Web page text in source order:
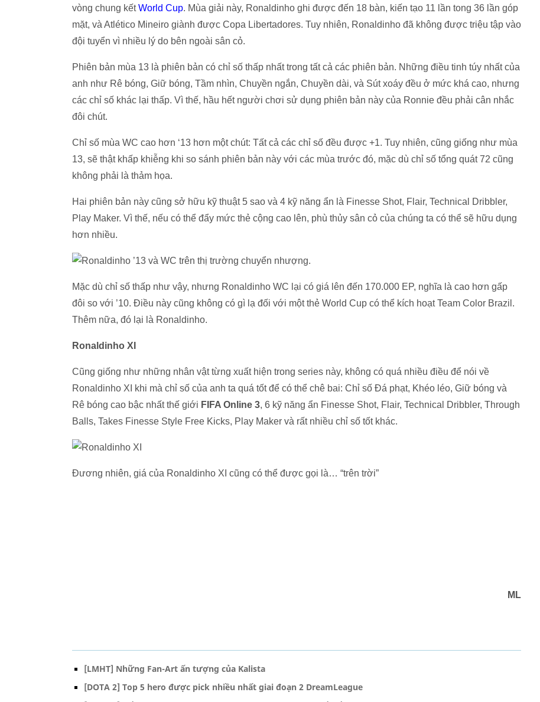
vòng chung kếtWorld Cup. Mùa giải này, Ronaldinho ghi được đến 18 bàn, kiến tạo 11 lần tong 36 lần góp
mặt, và Atlético Mineiro giành được Copa Libertadores. Tuy nhiên, Ronaldinho đã không được triệu tập vào
đội tuyển vì nhiều lý do bên ngoài sân cỏ.
Phiên bản mùa 13 là phiên bản có chỉ số thấp nhất trong tất cả các phiên bản. Những điều tinh túy nhất của
anh như Rê bóng, Giữ bóng, Tầm nhìn, Chuyền ngắn, Chuyền dài, và Sút xoáy đều ở mức khá cao, nhưng
các chỉ số khác lại thấp. Vì thế, hầu hết người chơi sử dụng phiên bản này của Ronnie đều phải cân nhắc
đôi chút.
Chỉ số mùa WC cao hơn ‘13 hơn một chút: Tất cả các chỉ số đều được +1. Tuy nhiên, cũng giống như mùa
13, sẽ thật khấp khiễng khi so sánh phiên bản này với các mùa trước đó, mặc dù chỉ số tổng quát 72 cũng
không phải là thảm họa.
Hai phiên bản này cũng sở hữu kỹ thuật 5 sao và 4 kỹ năng ẩn là Finesse Shot, Flair, Technical Dribbler,
Play Maker. Vì thế, nếu có thể đẩy mức thẻ cộng cao lên, phù thủy sân cỏ của chúng ta có thể sẽ hữu dụng
hơn nhiều.
Mặc dù chỉ số thấp như vậy, nhưng Ronaldinho WC lại có giá lên đến 170.000 EP, nghĩa là cao hơn gấp
đôi so với ’10. Điều này cũng không có gì lạ đối với một thẻ World Cup có thể kích hoạt Team Color Brazil.
Thêm nữa, đó lại là Ronaldinho.
Ronaldinho XI
Cũng giống như những nhân vật từng xuất hiện trong series này, không có quá nhiều điều để nói về
Ronaldinho XI khi mà chỉ số của anh ta quá tốt để có thể chê bai: Chỉ số Đá phạt, Khéo léo, Giữ bóng và
Rê bóng cao bậc nhất thế giới FIFA Online 3, 6 kỹ năng ẩn Finesse Shot, Flair, Technical Dribbler, Through
Balls, Takes Finesse Style Free Kicks, Play Maker và rất nhiều chỉ số tốt khác.
Đương nhiên, giá của Ronaldinho XI cũng có thể được gọi là… “trên trời”
ML
[LMHT] Những Fan-Art ấn tượng của Kalista
[DOTA 2] Top 5 hero được pick nhiều nhất giai đoạn 2 DreamLeague